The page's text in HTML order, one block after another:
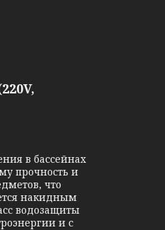
в бассейнах
прочность и
что
накидным
водозащиты
и с